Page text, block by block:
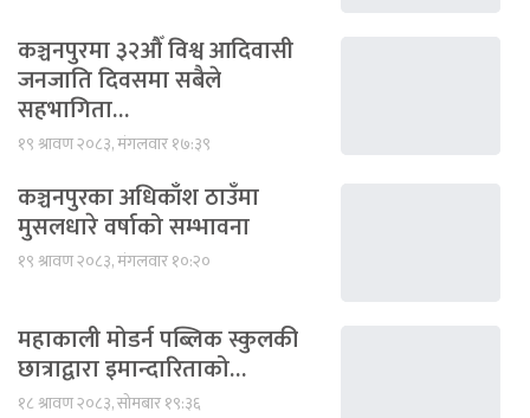
कञ्चनपुरमा ३२औँ विश्व आदिवासी
जनजाति दिवसमा सबैले
सहभागिता…
१९ श्रावण २०८३, मंगलवार १७:३९
कञ्चनपुरका अधिकाँश ठाउँमा
मुसलधारे वर्षाको सम्भावना
१९ श्रावण २०८३, मंगलवार १०:२०
महाकाली मोडर्न पब्लिक स्कुलकी
छात्राद्वारा इमान्दारिताको…
१८ श्रावण २०८३, सोमबार १९:३६